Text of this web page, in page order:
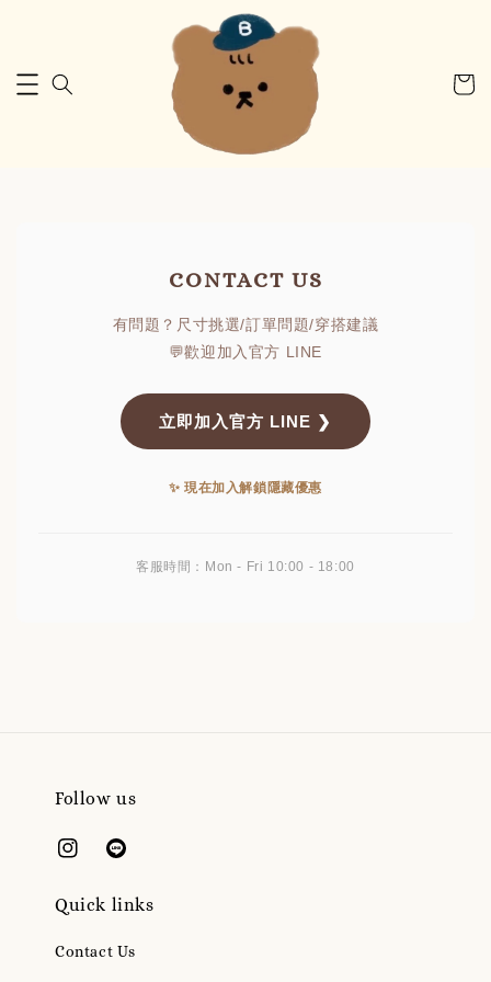
CONTACT US
有問題？尺寸挑選/訂單問題/穿搭建議
💬歡迎加入官方 LINE
立即加入官方 LINE ❯
✨ 現在加入解鎖隱藏優惠
客服時間：Mon - Fri 10:00 - 18:00
Follow us
Quick links
Contact Us